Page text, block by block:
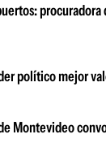
político mejor
Montevideo